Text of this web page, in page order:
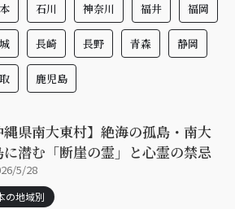
石川 神奈川 福井 福岡
長崎 長野 青森 静岡
鹿児島
縄県南大東村】絶海の孤島・南大
に潜む「断崖の霊」と心霊の禁忌
5/28
の地域別